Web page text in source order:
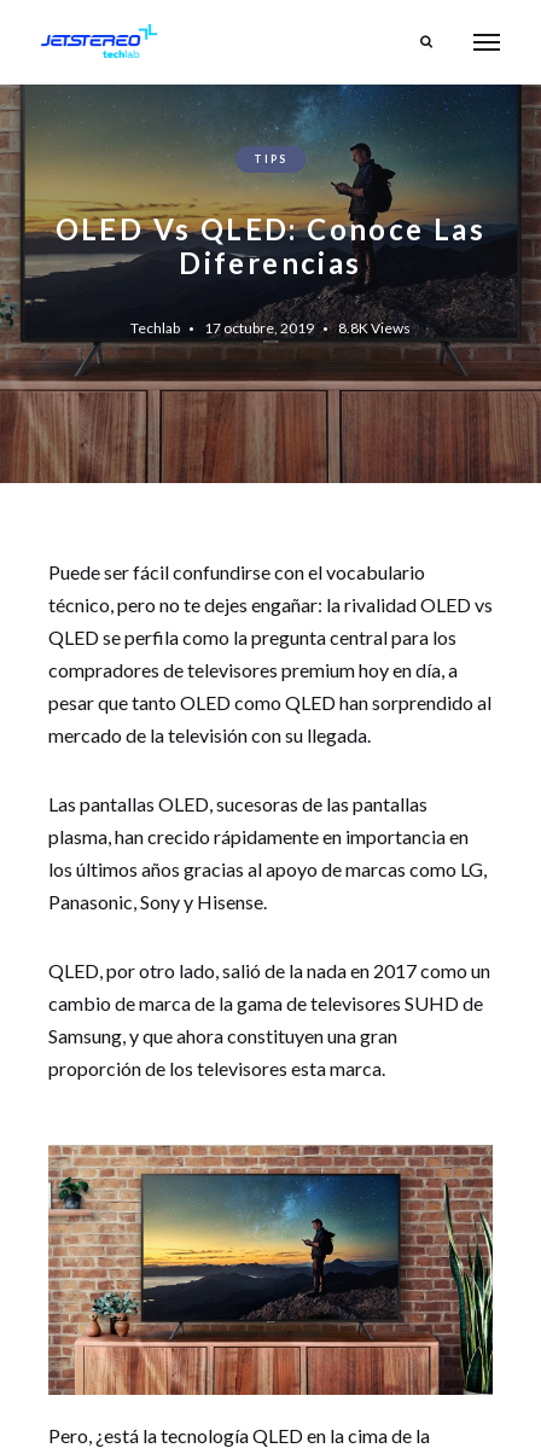
TIPS
OLED Vs QLED: Conoce Las
Diferencias
Techlab 17 octubre, 2019 8.8KViews
Puede ser fácil confundirse con el vocabulario
técnico, pero no te dejes engañar: la rivalidad OLED vs
QLED se perfila como la pregunta central para los
compradores de televisores premium hoy en día, a
pesar que tanto OLED como QLED han sorprendido al
mercado de la televisión con su llegada.
Las pantallas OLED, sucesoras de las pantallas
plasma, han crecido rápidamente en importancia en
los últimos años gracias al apoyo de marcas como LG,
Panasonic, Sony y Hisense.
QLED, por otro lado, salió de la nada en 2017 como un
cambio de marca de la gama de televisores SUHD de
Samsung, y que ahora constituyen una gran
proporción de los televisores esta marca.
Pero, ¿está la tecnología QLED en la cima de la